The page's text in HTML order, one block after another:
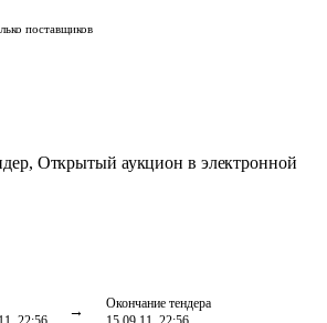
поставщиков
, Открытый аукцион в электронной
Окончание тендера